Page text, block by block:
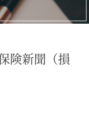
険新聞（損